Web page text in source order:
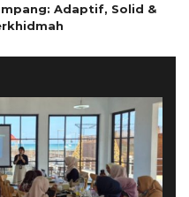
Adaptif, Solid &